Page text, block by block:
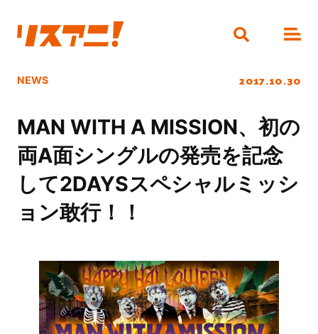
NEWS 2017.10.30
MAN WITH A MISSION、初の
両A面シングルの発売を記念
して2DAYSスペシャルミッシ
ョン敢行！！